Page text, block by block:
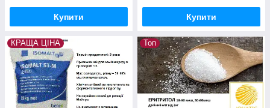
Купити Купити
КРАЩА ЦІНА Топ